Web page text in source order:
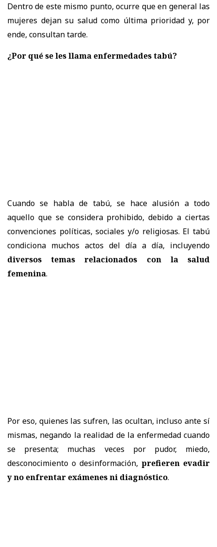
Dentro de este mismo punto, ocurre que en general las
mujeres dejan su salud como última prioridad y, por
ende, consultan tarde.
¿Por qué se les llama enfermedades tabú?
Cuando se habla de tabú, se hace alusión a todo
aquello que se considera prohibido, debido a ciertas
convenciones políticas, sociales y/o religiosas. El tabú
condiciona muchos actos del día a día, incluyendo
diversos temas relacionados con la salud
femenina.
Por eso, quienes las sufren, las ocultan, incluso ante sí
mismas, negando la realidad de la enfermedad cuando
se presenta; muchas veces por pudor, miedo,
desconocimiento o desinformación, prefieren evadir
y no enfrentar exámenes ni diagnóstico.